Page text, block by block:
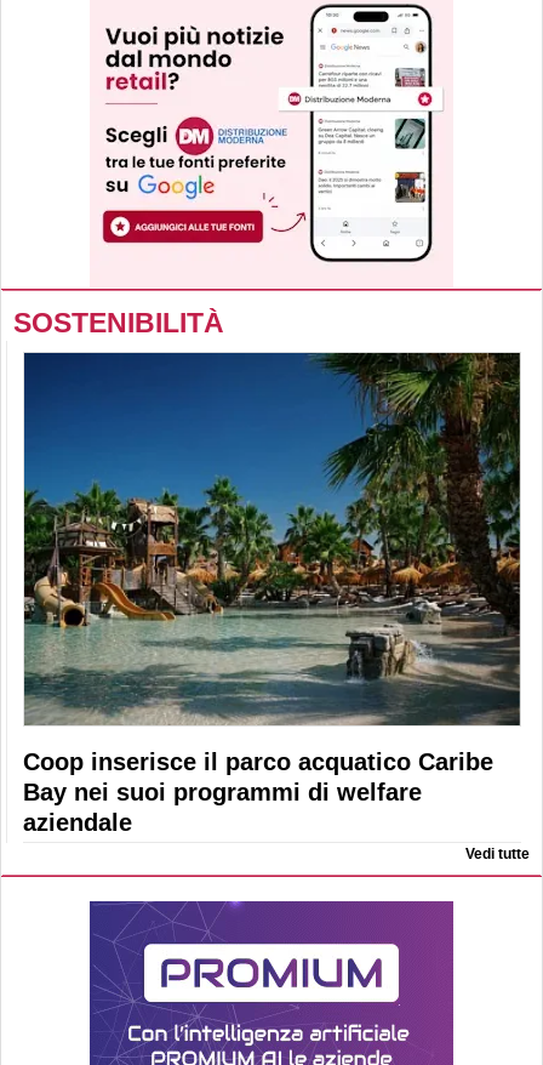
SOSTENIBILITÀ
Coop inserisce il parco acquatico Caribe
Bay nei suoi programmi di welfare
aziendale
Vedi tutte